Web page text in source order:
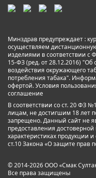
Минздрав предупреждает :
осуществляем
изделиями в соответствии с
15-ФЗ (ред. от 28.12.2016) "Об
воздействия окружающего
потребления табака".
офертой. Условия
соглашение
В соответствии со ст. 20 ФЗ
лицам, не достигшим 18 лет
запрещено. Данный сайт не
предоставления
характеристиках продукции
ст.10 Закона «О защите прав
© 2014-2026 ООО «Смак
Все права защищены